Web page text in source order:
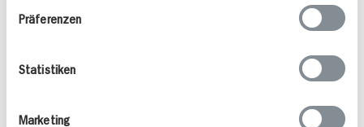
Präferenzen
Statistiken
Marketing
Folgen Sie uns auf TikTok